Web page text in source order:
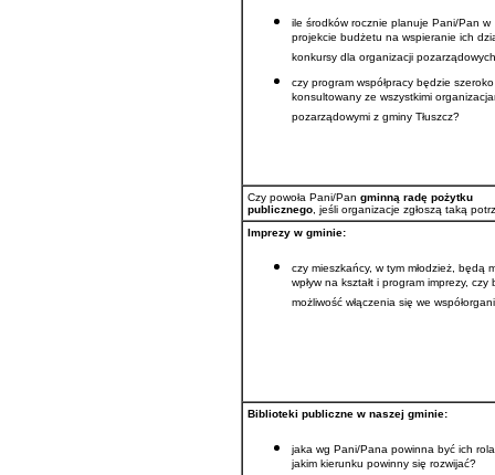
ile środków rocznie planuje Pani/Pan w
projekcie budżetu na wspieranie ich
konkursy dla organizacji pozarządowych
czy program współpracy będzie szeroko
konsultowany ze wszystkimi
pozarządowymi z gminy Tłuszcz?
Czy powoła Pani/Pan gminną radę pożytku
publicznego, jeśli organizacje zgłoszą taką
Imprezy w gminie:
czy mieszkańcy, w tym młodzież, będą
wpływ na kształt i program imprezy, czy
możliwość włączenia się we
Biblioteki publiczne w naszej gminie:
jaka wg Pani/Pana powinna być ich
jakim kierunku powinny się rozwijać?